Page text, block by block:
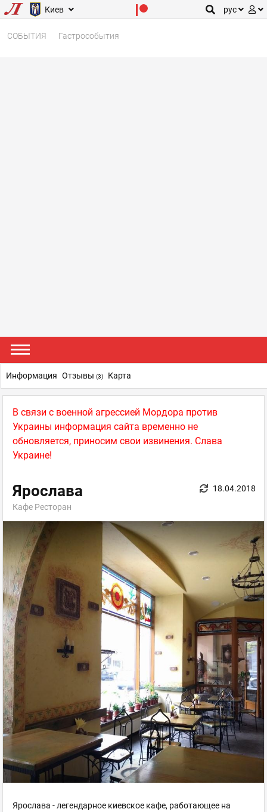
Киев рус
СОБЫТИЯ Гастрособытия
В связи с военной агрессией Мордора против
Украины информация сайта временно не
обновляется, приносим свои извинения. Слава
Украине!
Ярослава
Кафе Ресторан
18.04.2018
Ярослава - легендарное киевское кафе, работающее на
Информация Отзывы (3) Карта